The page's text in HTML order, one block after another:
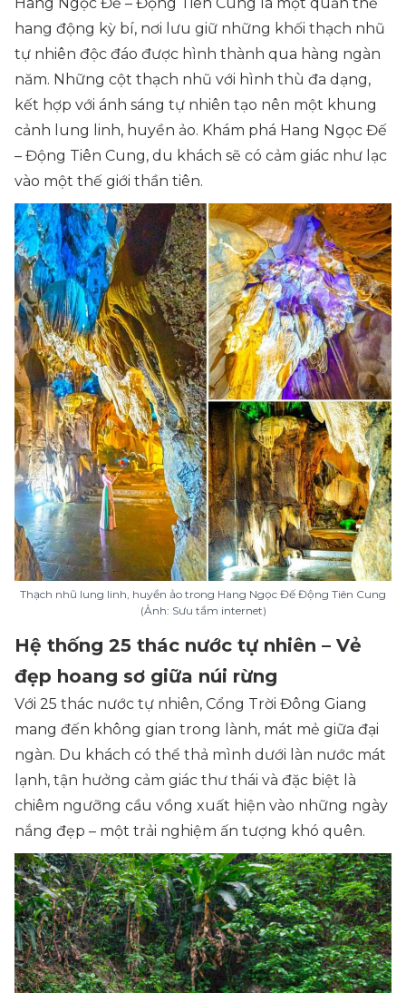
Hang Ngọc Đế – Động Tiên Cung là một quần thể
hang động kỳ bí, nơi lưu giữ những khối thạch nhũ
tự nhiên độc đáo được hình thành qua hàng ngàn
năm. Những cột thạch nhũ với hình thù đa dạng,
kết hợp với ánh sáng tự nhiên tạo nên một khung
cảnh lung linh, huyền ảo. Khám phá Hang Ngọc Đế
– Động Tiên Cung, du khách sẽ có cảm giác như lạc
vào một thế giới thần tiên.
Thạch nhũ lung linh, huyền ảo trong Hang Ngọc Đế Động Tiên Cung
(Ảnh: Sưu tầm internet)
Hệ thống 25 thác nước tự nhiên – Vẻ
đẹp hoang sơ giữa núi rừng
Với 25 thác nước tự nhiên, Cổng Trời Đông Giang
mang đến không gian trong lành, mát mẻ giữa đại
ngàn. Du khách có thể thả mình dưới làn nước mát
lạnh, tận hưởng cảm giác thư thái và đặc biệt là
chiêm ngưỡng cầu vồng xuất hiện vào những ngày
nắng đẹp – một trải nghiệm ấn tượng khó quên.